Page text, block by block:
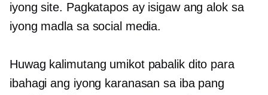
iyong site. Pagkatapos ay isigaw ang alok sa
iyong madla sa social media.
Huwag kalimutang umikot pabalik dito para
ibahagi ang iyong karanasan sa iba pang